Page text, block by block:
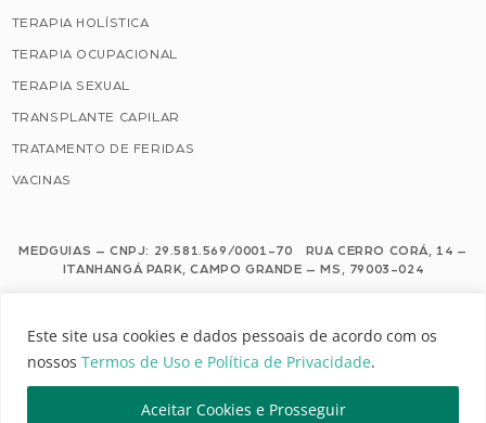
Este site usa cookies e dados pessoais de acordo com os
nossos Termos de Uso e Política de Privacidade.
Aceitar Cookies e Prosseguir
TERAPIA HOLÍSTICA
TERAPIA OCUPACIONAL
TERAPIA SEXUAL
TRANSPLANTE CAPILAR
TRATAMENTO DE FERIDAS
VACINAS
MEDGUIAS – CNPJ: 29.581.569/0001-70 RUA CERRO CORÁ, 14 –
ITANHANGÁ PARK, CAMPO GRANDE – MS, 79003-024
Este site usa cookies e dados pessoais de acordo com os nossos Termos de
Uso e Política de Privacidade.
Configuração de Cookies